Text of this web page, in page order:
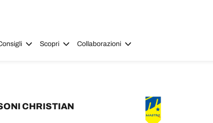
Scopri Collaborazioni
CHRISTIAN